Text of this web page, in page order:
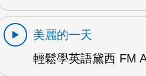
美麗的一天
輕鬆學英語黛西 FM